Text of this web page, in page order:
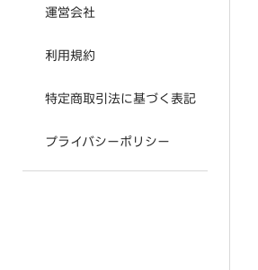
運営会社
利用規約
特定商取引法に基づく表記
プライバシーポリシー